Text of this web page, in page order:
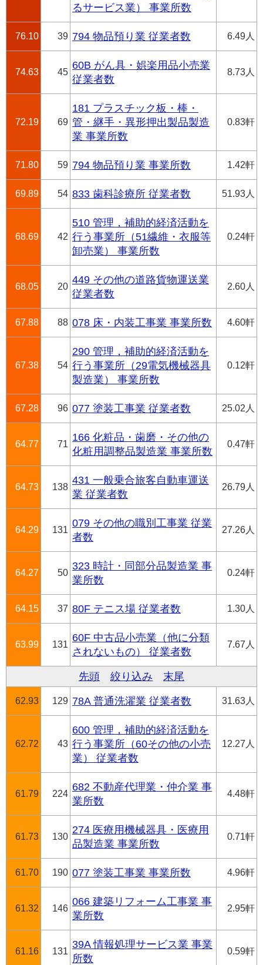
るサービス業） 事業所数
76.10 39 794 物品預り業 従業者数 6.49人
74.63 45
60B がん具・娯楽用品小売業
従業者数
8.73人
72.19 69
181 プラスチック板・棒・
管・継手・異形押出製品製造
業 事業所数
0.83軒
71.80 59 794 物品預り業 事業所数 1.42軒
69.89 54 833 歯科診療所 従業者数 51.93人
68.69 42
510 管理，補助的経済活動を
行う事業所（51繊維・衣服等
卸売業） 事業所数
0.24軒
68.05 20
449 その他の道路貨物運送業
従業者数
2.60人
67.88 88 078 床・内装工事業 事業所数 4.60軒
67.38 54
290 管理，補助的経済活動を
行う事業所（29電気機械器具
製造業） 事業所数
0.12軒
67.28 96 077 塗装工事業 従業者数 25.02人
64.77 71
166 化粧品・歯磨・その他の
化粧用調整品製造業 事業所数
0.47軒
64.73 138
431 一般乗合旅客自動車運送
業 従業者数
26.79人
64.29 131
079 その他の職別工事業 従業
者数
27.26人
64.27 50
323 時計・同部分品製造業 事
業所数
0.24軒
64.15 37 80F テニス場 従業者数 1.30人
63.99 131
60F 中古品小売業（他に分類
されないもの） 従業者数
7.67人
先頭 絞り込み 末尾
62.93 129 78A 普通洗濯業 従業者数 31.63人
62.72 43
600 管理，補助的経済活動を
行う事業所（60その他の小売
業） 従業者数
12.27人
61.79 224
682 不動産代理業・仲介業 事
業所数
4.48軒
61.73 130
274 医療用機械器具・医療用
品製造業 事業所数
0.71軒
61.70 190 077 塗装工事業 事業所数 4.96軒
61.32 146
066 建築リフォーム工事業 事
業所数
2.95軒
61.16 131
39A 情報処理サービス業 事業
所数
0.59軒